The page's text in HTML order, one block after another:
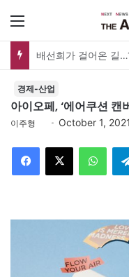
경제-산업
아이오페, ‘에어쿠션 캔
이주형 October 1, 2021